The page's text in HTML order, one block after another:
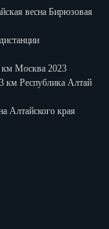
весна Бирюзовая
Москва 2023
Республика Алтай
Алтайского края